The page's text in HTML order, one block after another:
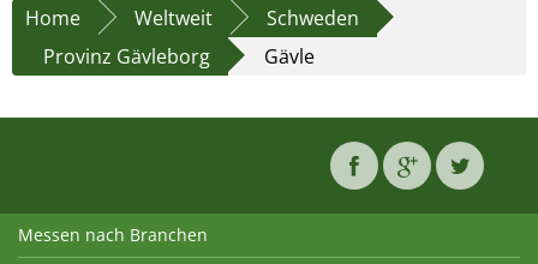
Home
Weltweit
Schweden
Provinz Gävleborg
Gävle
Messen nach Branchen